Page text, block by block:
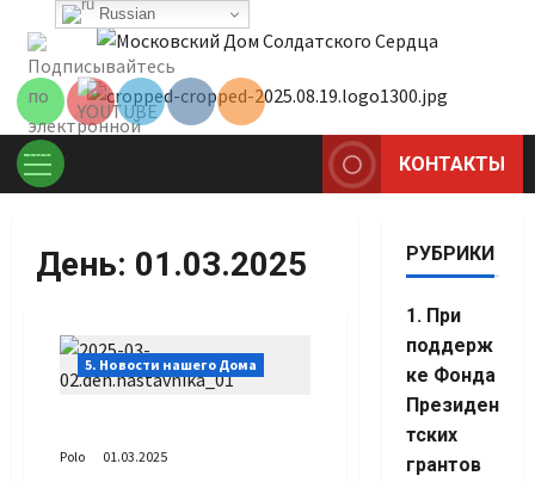
Перейти
содержимому
Основное
КОНТАКТЫ
День: 01.03.2025
5. Новости нашего Дома
Polo 01.03.2025
РУБРИКИ
1. При
поддерж
ке Фонда
Президен
тских
грантов
Russian
Set Youtube
Channel ID